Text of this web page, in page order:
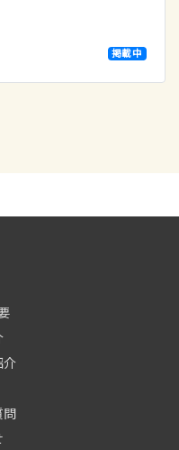
掲載中
介
問